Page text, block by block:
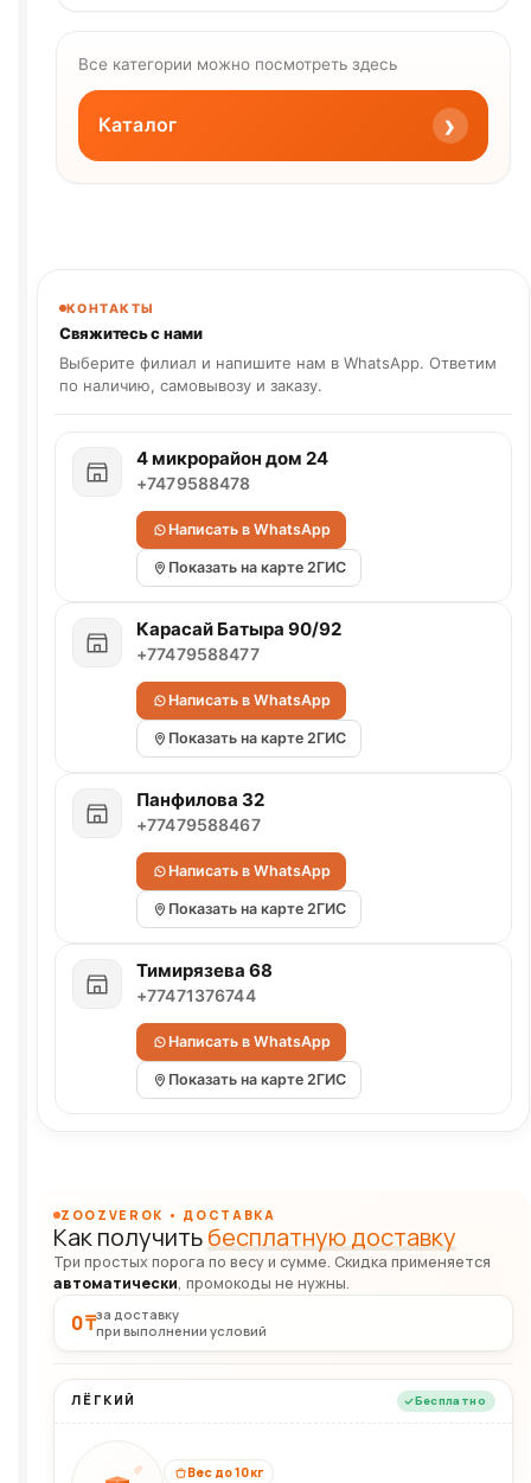
Все категории можно посмотреть здесь
Каталог ›
КОНТАКТЫ
Свяжитесь с нами
Выберите филиал и напишите нам в WhatsApp. Ответим
по наличию, самовывозу и заказу.
4 микрорайон дом 24
+7479588478
Написать в WhatsApp
Показать на карте 2ГИС
Карасай Батыра 90/92
+77479588477
Написать в WhatsApp
Показать на карте 2ГИС
Панфилова 32
+77479588467
Написать в WhatsApp
Показать на карте 2ГИС
Тимирязева 68
+77471376744
Написать в WhatsApp
Показать на карте 2ГИС
ZOOZVEROK • ДОСТАВКА
Как получитьбесплатную доставку
Три простых порога по весу и сумме. Скидка применяется
автоматически, промокоды не нужны.
0 ₸за доставку
при выполнении условий
ЛЁГКИЙ Бесплатно
Вес до 10 кг